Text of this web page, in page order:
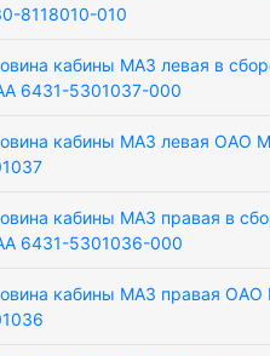
8118010-010
кабины МАЗ левая в
6431-5301037-000
кабины МАЗ левая ОАО
кабины МАЗ правая в
6431-5301036-000
кабины МАЗ правая